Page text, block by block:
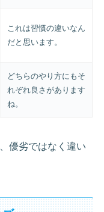
これは習慣の違いなん
だと思います。
どちらのやり方にもそ
れぞれ良さがあります
ね。
優劣ではなく違い